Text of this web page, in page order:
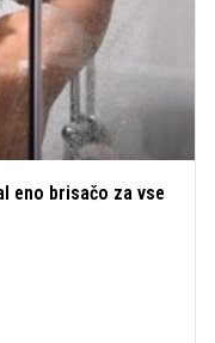
eno brisačo za vse